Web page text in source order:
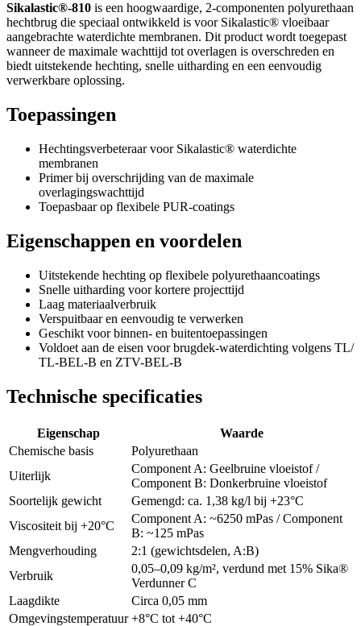
Sikalastic®-810 is een hoogwaardige, 2-componenten polyurethaan
hechtbrug die speciaal ontwikkeld is voor Sikalastic® vloeibaar
aangebrachte waterdichte membranen. Dit product wordt toegepast
wanneer de maximale wachttijd tot overlagen is overschreden en
biedt uitstekende hechting, snelle uitharding en een eenvoudig
verwerkbare oplossing.
Toepassingen
Hechtingsverbeteraar voor Sikalastic® waterdichte
membranen
Primer bij overschrijding van de maximale
overlagingswachttijd
Toepasbaar op flexibele PUR-coatings
Eigenschappen en voordelen
Uitstekende hechting op flexibele polyurethaancoatings
Snelle uitharding voor kortere projecttijd
Laag materiaalverbruik
Verspuitbaar en eenvoudig te verwerken
Geschikt voor binnen- en buitentoepassingen
Voldoet aan de eisen voor brugdek-waterdichting volgens TL/
TL-BEL-B en ZTV-BEL-B
Technische specificaties
Eigenschap
Waarde
Chemische basis
Polyurethaan
Uiterlijk
Component A: Geelbruine vloeistof /
Component B: Donkerbruine vloeistof
Soortelijk gewicht
Gemengd: ca. 1,38 kg/l bij +23°C
Viscositeit bij +20°C
Component A: ~6250 mPas / Component
B: ~125 mPas
Mengverhouding
2:1 (gewichtsdelen, A:B)
Verbruik
0,05–0,09 kg/m², verdund met 15% Sika®
Verdunner C
Laagdikte
Circa 0,05 mm
Omgevingstemperatuur +8°C tot +40°C